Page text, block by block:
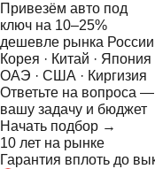
Привезём авто под
ключ на 10–25%
дешевле рынка России
Корея · Китай · Япония
ОАЭ · США · Киргизия
Ответьте на вопроса —
вашу задачу и бюджет
Начать подбор →
10 лет на рынке
Гарантия вплоть до